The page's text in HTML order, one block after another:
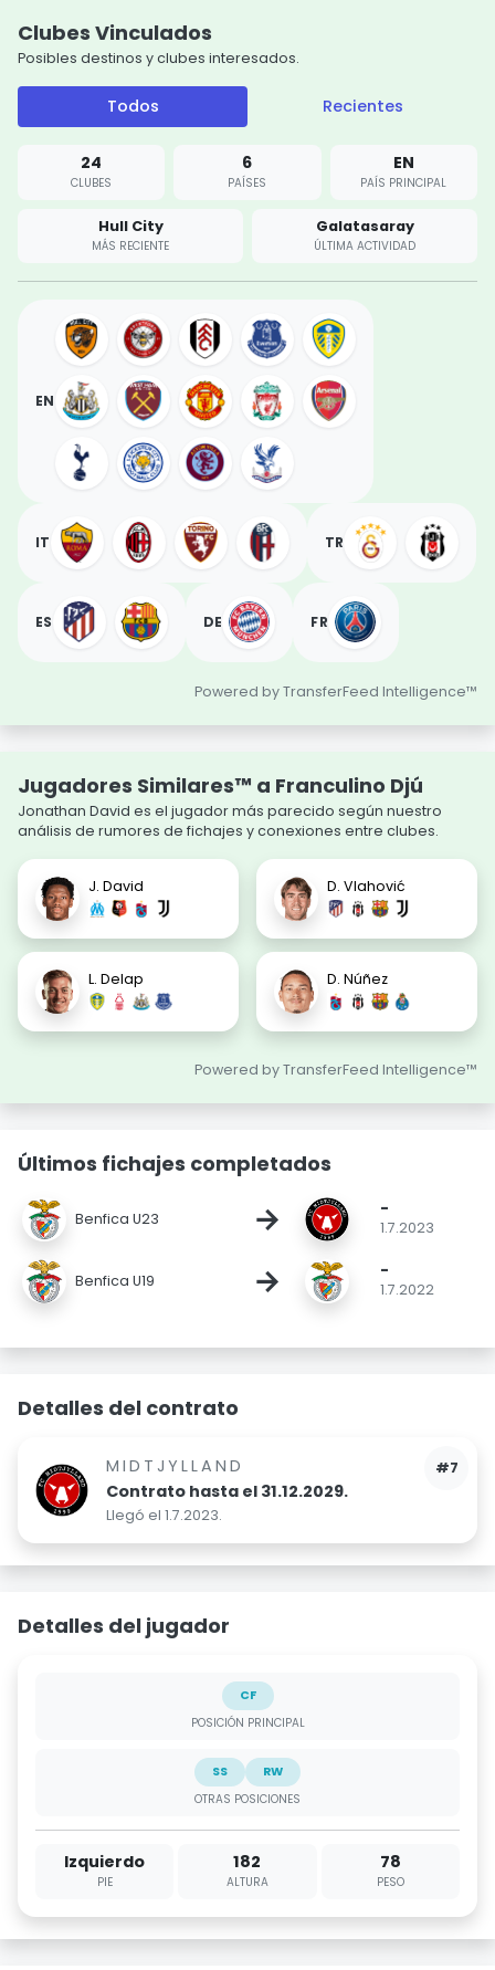
Clubes Vinculados
Posibles destinos y clubes interesados.
Todos Recientes
24
CLUBES
6
PAÍSES
EN
PAÍS PRINCIPAL
Hull City
MÁS RECIENTE
Galatasaray
ÚLTIMA ACTIVIDAD
EN
IT TR
ES DE FR
Powered by TransferFeed Intelligence™
Jugadores Similares™ a Franculino Djú
Jonathan David es el jugador más parecido según nuestro
análisis de rumores de fichajes y conexiones entre clubes.
J. David D. Vlahović
L. Delap D. Núñez
Powered by TransferFeed Intelligence™
Últimos fichajes completados
Benfica U23 → -
1.7.2023
Benfica U19 → -
1.7.2022
Detalles del contrato
#7
MIDTJYLLAND
Contrato hasta el 31.12.2029.
Llegó el 1.7.2023.
Detalles del jugador
CF
POSICIÓN PRINCIPAL
SS
RW
OTRAS POSICIONES
Izquierdo
PIE
182
ALTURA
78
PESO